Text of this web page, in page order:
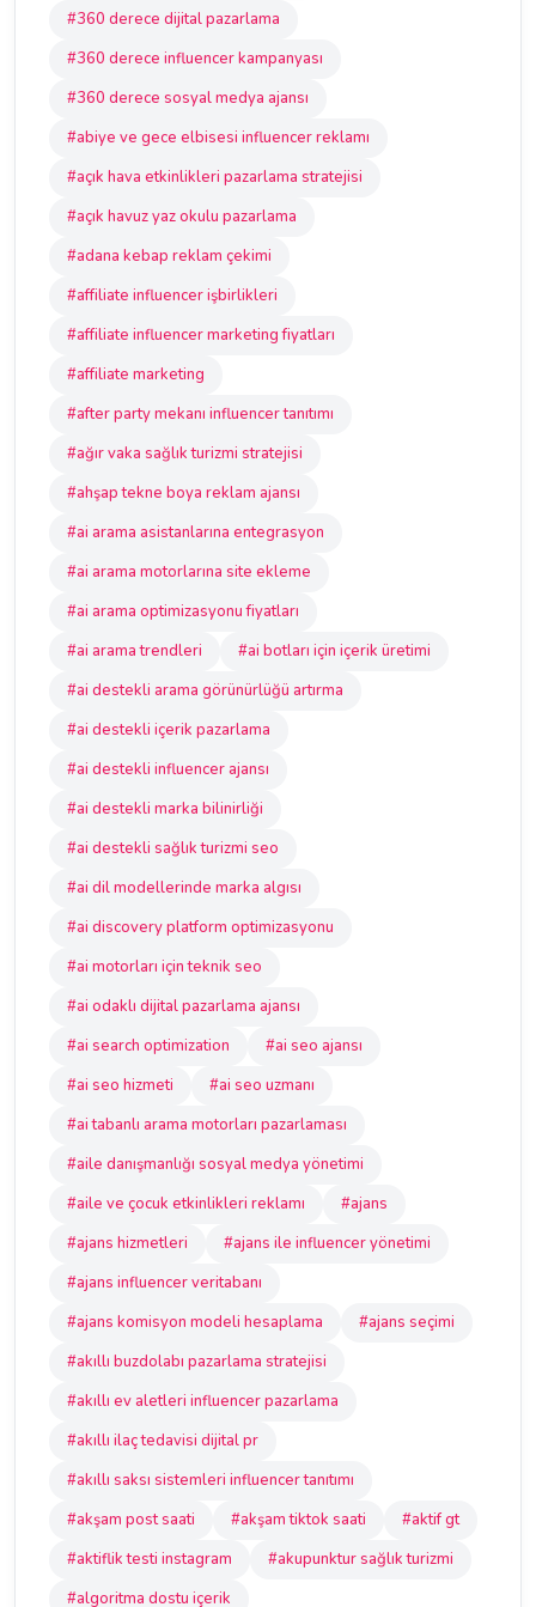
#360 derece dijital pazarlama
#360 derece influencer kampanyası
#360 derece sosyal medya ajansı
#abiye ve gece elbisesi influencer reklamı
#açık hava etkinlikleri pazarlama stratejisi
#açık havuz yaz okulu pazarlama
#adana kebap reklam çekimi
#affiliate influencer işbirlikleri
#affiliate influencer marketing fiyatları
#affiliate marketing
#after party mekanı influencer tanıtımı
#ağır vaka sağlık turizmi stratejisi
#ahşap tekne boya reklam ajansı
#ai arama asistanlarına entegrasyon
#ai arama motorlarına site ekleme
#ai arama optimizasyonu fiyatları
#ai arama trendleri
#ai botları için içerik üretimi
#ai destekli arama görünürlüğü artırma
#ai destekli içerik pazarlama
#ai destekli influencer ajansı
#ai destekli marka bilinirliği
#ai destekli sağlık turizmi seo
#ai dil modellerinde marka algısı
#ai discovery platform optimizasyonu
#ai motorları için teknik seo
#ai odaklı dijital pazarlama ajansı
#ai search optimization
#ai seo ajansı
#ai seo hizmeti
#ai seo uzmanı
#ai tabanlı arama motorları pazarlaması
#aile danışmanlığı sosyal medya yönetimi
#aile ve çocuk etkinlikleri reklamı
#ajans
#ajans hizmetleri
#ajans ile influencer yönetimi
#ajans influencer veritabanı
#ajans komisyon modeli hesaplama
#ajans seçimi
#akıllı buzdolabı pazarlama stratejisi
#akıllı ev aletleri influencer pazarlama
#akıllı ilaç tedavisi dijital pr
#akıllı saksı sistemleri influencer tanıtımı
#akşam post saati
#akşam tiktok saati
#aktif gt
#aktiflik testi instagram
#akupunktur sağlık turizmi
#algoritma dostu içerik